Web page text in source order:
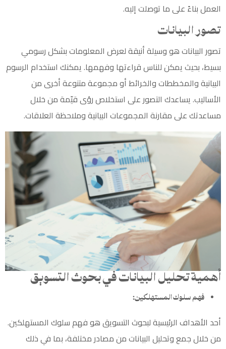
العمل بناءً على ما توصلت إليه.
تصور البيانات
تصور البيانات هو وسيلة أنيقة لعرض المعلومات بشكل رسومي
بسيط، بحيث يمكن للناس قراءتها وفهمها. يمكنك استخدام الرسوم
البيانية والمخططات والخرائط أو مجموعة متنوعة أخرى من
الأساليب. يساعدك التصور على استخلاص رؤى قيّمة من خلال
مساعدتك على مقارنة المجموعات البيانية وملاحظة العلاقات.
أهمية تحليل البيانات في بحوث التسويق
فهم سلوك المستهلكين:
أحد الأهداف الرئيسية لبحوث التسويقهو فهم سلوك المستهلكين.
من خلال جمع وتحليل البيانات من مصادر مختلفة، بما في ذلك